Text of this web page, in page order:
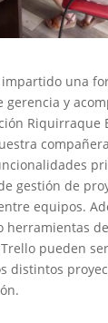
impartido una
y
Riquirraque
gestión de
equipos.
herramientas
pueden
distintos